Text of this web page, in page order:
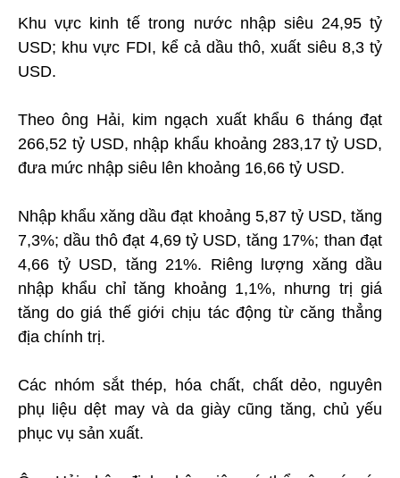
Khu vực kinh tế trong nước nhập siêu 24,95 tỷ
USD; khu vực FDI, kể cả dầu thô, xuất siêu 8,3 tỷ
USD.
Theo ông Hải, kim ngạch xuất khẩu 6 tháng đạt
266,52 tỷ USD, nhập khẩu khoảng 283,17 tỷ USD,
đưa mức nhập siêu lên khoảng 16,66 tỷ USD.
Nhập khẩu xăng dầu đạt khoảng 5,87 tỷ USD, tăng
7,3%; dầu thô đạt 4,69 tỷ USD, tăng 17%; than đạt
4,66 tỷ USD, tăng 21%. Riêng lượng xăng dầu
nhập khẩu chỉ tăng khoảng 1,1%, nhưng trị giá
tăng do giá thế giới chịu tác động từ căng thẳng
địa chính trị.
Các nhóm sắt thép, hóa chất, chất dẻo, nguyên
phụ liệu dệt may và da giày cũng tăng, chủ yếu
phục vụ sản xuất.